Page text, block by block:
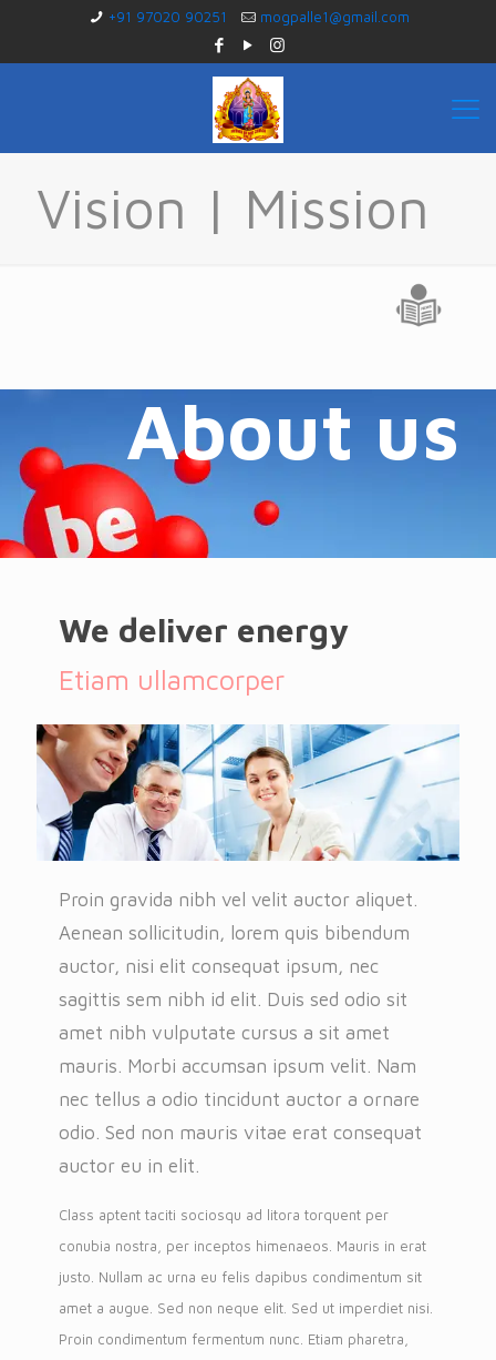
+91 97020 90251 mogpalle1@gmail.com
Vision | Mission
About us
We deliver energy
Etiam ullamcorper
Proin gravida nibh vel velit auctor aliquet.
Aenean sollicitudin, lorem quis bibendum
auctor, nisi elit consequat ipsum, nec
sagittis sem nibh id elit. Duis sed odio sit
amet nibh vulputate cursus a sit amet
mauris. Morbi accumsan ipsum velit. Nam
nec tellus a odio tincidunt auctor a ornare
odio. Sed non mauris vitae erat consequat
auctor eu in elit.
Class aptent taciti sociosqu ad litora torquent per
conubia nostra, per inceptos himenaeos. Mauris in erat
justo. Nullam ac urna eu felis dapibus condimentum sit
amet a augue. Sed non neque elit. Sed ut imperdiet nisi.
Proin condimentum fermentum nunc. Etiam pharetra,